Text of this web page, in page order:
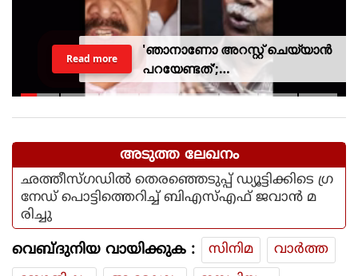
'ഞാനാണോ അറസ്റ്റ് ചെയ്യാൻ
പറയേണ്ടത്';
ടി.ജി.മോഹൻദാസിനെതിരായ
Read more
അടുത്ത ലേഖനം
ഛത്തീസ്ഗഡില്‍ തെരഞ്ഞെടുപ്പ് ഡ്യൂട്ടിക്കിടെ ഗ്ര
നേഡ് പൊട്ടിത്തെറിച്ച് ബിഎസ്എഫ് ജവാന്‍ മ
രിച്ചു
വെബ്ദുനിയ വായിക്കുക : സിനിമ
വാര്‍ത്ത